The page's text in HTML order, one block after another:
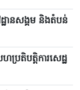
ានសង្គម និងតំបន់
ប្រតិបត្តិការសេដ្ឋ